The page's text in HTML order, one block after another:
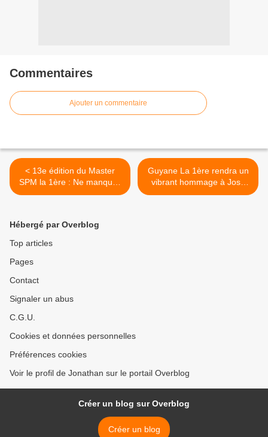
Commentaires
Ajouter un commentaire
< 13e édition du Master
SPM la 1ère : Ne manquez
pas la finale en direct !
Guyane La 1ère rendra un
vibrant hommage à José
SÉBÉLOUÉ ce soir ! >
Hébergé par Overblog
Top articles
Pages
Contact
Signaler un abus
C.G.U.
Cookies et données personnelles
Préférences cookies
Voir le profil de Jonathan sur le portail Overblog
Créer un blog sur Overblog
Créer un blog